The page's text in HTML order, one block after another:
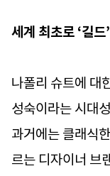
세계 최초로 ‘길드
나폴리 슈트에 대
성숙이라는 시대
과거에는 클래식
르는 디자이너 브